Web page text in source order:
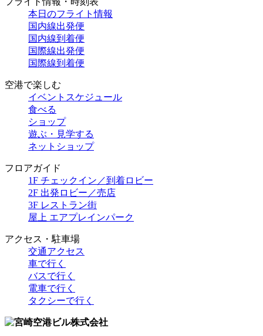
本日のフライト情報
国内線出発便
国内線到着便
国際線出発便
国際線到着便
空港で楽しむ
イベントスケジュール
食べる
ショップ
遊ぶ・見学する
ネットショップ
フロアガイド
1F チェックイン／到着ロビー
2F 出発ロビー／売店
3F レストラン街
屋上 エアプレインパーク
アクセス・駐車場
交通アクセス
車で行く
バスで行く
電車で行く
タクシーで行く